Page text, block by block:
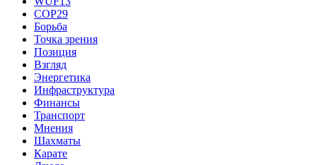
COP29
Борьба
Точка зрения
Позиция
Взгляд
Энергетика
Инфраструктура
Финансы
Транспорт
Мнения
Шахматы
Карате